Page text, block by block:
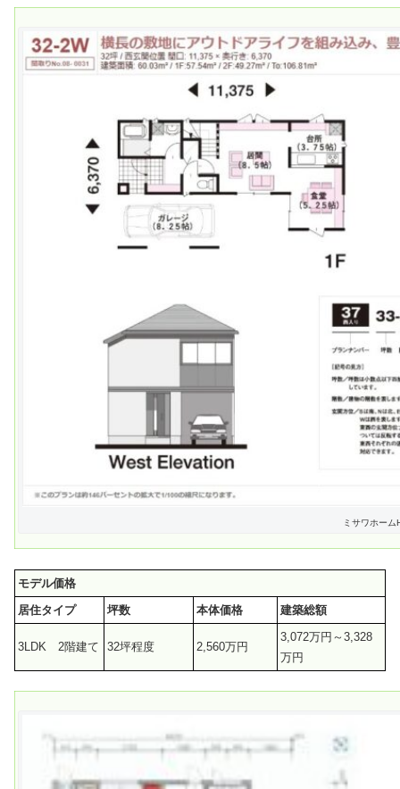
ミサワホーム
モデル価格
居住タイプ
坪数 本体価格 建築総額
3LDK 2階建て 32坪程度 2,560万円
3,072万円～3,328
万円